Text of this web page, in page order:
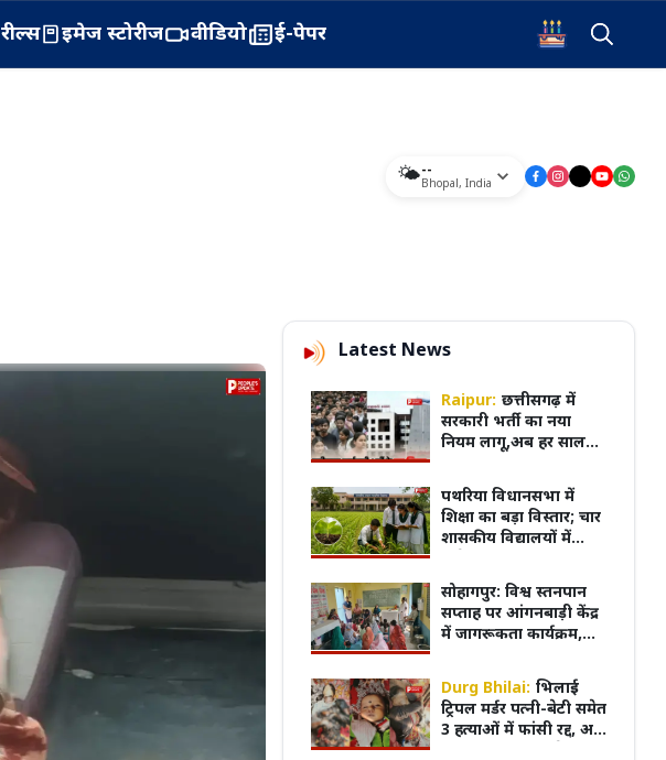
रील्स इमेज स्टोरीज वीडियो ई-पेपर
🌤️--
Bhopal, India
Latest News
Raipur: छत्तीसगढ़ में
सरकारी भर्ती का नया
नियम लागू,अब हर साल
कैलेंडर, पूरी प्रक्रिया होगी
ऑनलाइन
पथरिया विधानसभा में
शिक्षा का बड़ा विस्तार; चार
शासकीय विद्यालयों में
विद्यार्थियों को घर के पास
मिलेगी आधुनिक शिक्षा
सोहागपुर: विश्व स्तनपान
सप्ताह पर आंगनबाड़ी केंद्र
में जागरूकता कार्यक्रम,
पिलाना आवश्यक
Durg Bhilai: भिलाई
ट्रिपल मर्डर पत्नी-बेटी समेत
3 हत्याओं में फांसी रद्द, अब